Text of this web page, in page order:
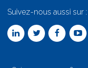
Suivez-nous aussi sur :